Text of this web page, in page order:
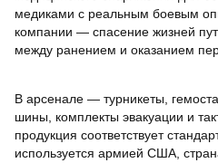
медиками с реальным боевым
компании — спасение жизней
между ранением и оказанием
В арсенале — турникеты,
шины, комплекты эвакуации и
продукция соответствует
используется армией США,